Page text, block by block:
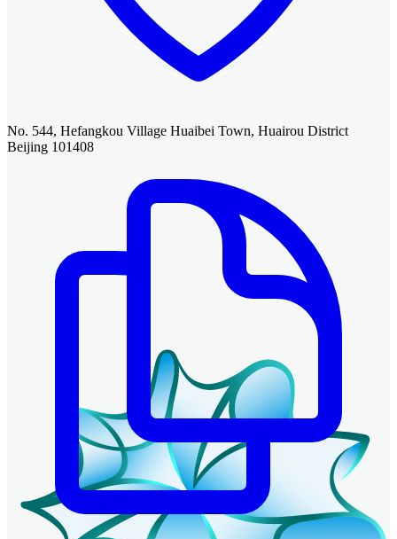
No. 544, Hefangkou Village Huaibei Town, Huairou District
Beijing 101408